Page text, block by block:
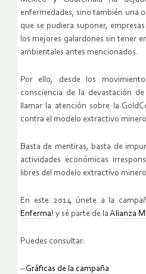
enfermedades, sino también una
que se pudiera suponer,
los mejores galardones sin tener
ambientales antes mencionados.
Por ello, desde los
consciencia de la devastación
llamar la atención sobre la
contra el modelo extractivo
Basta de mentiras, basta de
actividades económicas
libres del modelo extractivo
En este 2014 únete a la
Enferma! y sé parte de la Alianza
Puedes consultar:
–Gráficas de la campaña